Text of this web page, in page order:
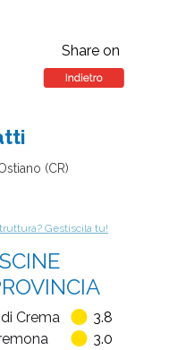
Share on
(CR)
Gestiscila tu!
Crema
3.8
3.0